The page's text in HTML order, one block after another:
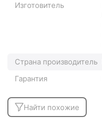
Изготовитель
Страна производитель
Гарантия
Найти похожие